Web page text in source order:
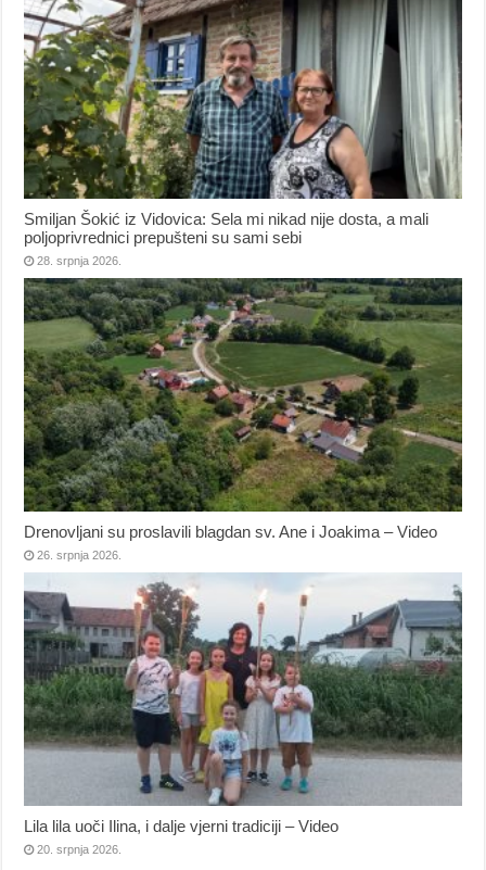
Smiljan Šokić iz Vidovica: Sela mi nikad nije dosta, a mali
poljoprivrednici prepušteni su sami sebi
28. srpnja 2026.
Drenovljani su proslavili blagdan sv. Ane i Joakima – Video
26. srpnja 2026.
Lila lila uoči Ilina, i dalje vjerni tradiciji – Video
20. srpnja 2026.